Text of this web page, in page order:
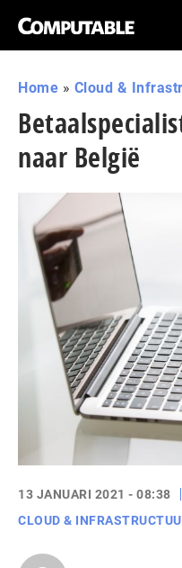
Home » Cloud &
naar België
13 JANUARI 2021 - 08:38
CLOUD &